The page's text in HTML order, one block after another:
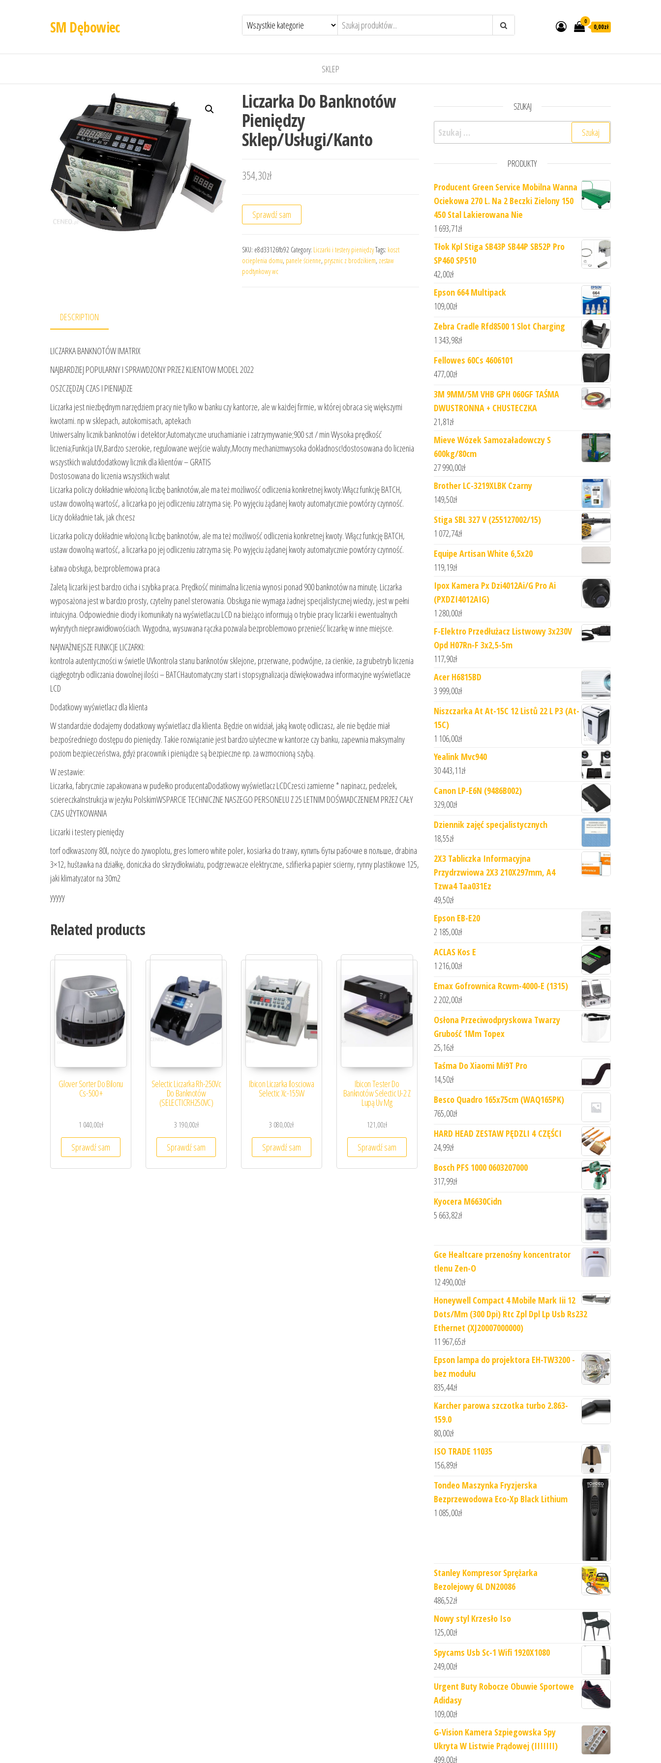
SM Dębowiec 0
0,00zł
SKLEP
Liczarka Do Banknotów
Pieniędzy
Sklep/Usługi/Kanto
354,30zł
Sprawdź sam
SKU: e8d33126fb92 Category: Liczarki i testery pieniędzyTags: koszt
ocieplenia domu, panele ścienne, prysznic z brodzikiem, zestaw
podtynkowy wc
DESCRIPTION
LICZARKA BANKNOTÓW IMATRIX
NAJBARDZIEJ POPULARNY I SPRAWDZONY PRZEZ KLIENTOW MODEL 2022
OSZCZĘDZAJ CZAS I PIENIĄDZE
Liczarka jest niezbędnym narzędziem pracy nie tylko w banku czy kantorze, ale w każdej firmie, w której obraca się większymi
kwotami. np w sklepach, autokomisach, aptekach
Uniwersalny licznik banknotów i detektor;Automatyczne uruchamianie i zatrzymywanie;900 szt / min Wysoka prędkość
liczenia;Funkcja UV,Bardzo szerokie, regulowane wejście waluty,Mocny mechanizmwysoka dokladnosc!dostosowana do liczenia
wszystkich walutdodatkowy licznik dla klientów – GRATIS
Dostosowana do liczenia wszystkich walut
Liczarka policzy dokładnie włożoną liczbę banknotów,ale ma też możliwość odliczenia konkretnej kwoty.Włącz funkcję BATCH,
ustaw dowolną wartość, a liczarka po jej odliczeniu zatrzyma się. Po wyjęciu żądanej kwoty automatycznie powtórzy czynność.
Liczy dokładnie tak, jak chcesz
Liczarka policzy dokładnie włożoną liczbę banknotów, ale ma też możliwość odliczenia konkretnej kwoty. Włącz funkcję BATCH,
ustaw dowolną wartość, a liczarka po jej odliczeniu zatrzyma się. Po wyjęciu żądanej kwoty automatycznie powtórzy czynność.
Łatwa obsługa, bezproblemowa praca
Zaletą liczarki jest bardzo cicha i szybka praca. Prędkość minimalna liczenia wynosi ponad 900 banknotów na minutę. Liczarka
wyposażona jest w bardzo prosty, czytelny panel sterowania. Obsługa nie wymaga żadnej specjalistycznej wiedzy, jest w pełni
intuicyjna. Odpowiednie diody i komunikaty na wyświetlaczu LCD na bieżąco informują o trybie pracy liczarki i ewentualnych
wykrytych nieprawidłowościach. Wygodna, wysuwana rączka pozwala bezproblemowo przenieść liczarkę w inne miejsce.
NAJWAŻNIEJSZE FUNKCJE LICZARKI:
kontrola autentyczności w świetle UVkontrola stanu banknotów sklejone, przerwane, podwójne, za cienkie, za grubetryb liczenia
ciągłegotryb odliczania dowolnej ilości – BATCHautomatyczny start i stopsygnalizacja dźwiękowadwa informacyjne wyświetlacze
LCD
Dodatkowy wyświetlacz dla klienta
W standardzie dodajemy dodatkowy wyświetlacz dla klienta. Będzie on widział, jaką kwotę odliczasz, ale nie będzie miał
bezpośredniego dostępu do pieniędzy. Takie rozwiązanie jest bardzo użyteczne w kantorze czy banku, zapewnia maksymalny
poziom bezpieczeństwa, gdyż pracownik i pieniądze są bezpieczne np. za wzmocnioną szybą.
W zestawie:
Liczarka, fabrycznie zapakowana w pudełko producentaDodatkowy wyświetlacz LCDCzesci zamienne * napinacz, pedzelek,
sciereczkaInstrukcja w jezyku PolskimWSPARCIE TECHNICZNE NASZEGO PERSONELU Z 25 LETNIM DOŚWIADCZENIEM PRZEZ CAŁY
CZAS UŻYTKOWANIA
Liczarki i testery pieniędzy
torf odkwaszony 80l, nożyce do zywoplotu, gres lomero white poler, kosiarka do trawy, купить буты рабочие в польше, drabina
3×12, huśtawka na działkę, doniczka do skrzydłokwiatu, podgrzewacze elektryczne, szlifierka papier scierny, rynny plastikowe 125,
jaki klimatyzator na 30m2
yyyyy
Related products
Glover Sorter Do Bilonu
Cs-500 +
1 040,00zł
Sprawdź sam
Selectic Liczarka Rh-250Vc
Do Banknotów
(SELECTICRH250VC)
3 190,00zł
Sprawdź sam
Ibicon Liczarka Ilosciowa
Selectic Xc-155W
3 080,00zł
Sprawdź sam
Ibicon Tester Do
Banknotów Selectic U-2 Z
Lupą Uv Mg
121,00zł
Sprawdź sam
SZUKAJ
Szukaj:
PRODUKTY
Producent Green Service Mobilna Wanna
Ociekowa 270 L. Na 2 Beczki Zielony 150
450 Stal Lakierowana Nie
1 693,71zł
Tłok Kpl Stiga SB43P SB44P SB52P Pro
SP460 SP510
42,00zł
Epson 664 Multipack
109,00zł
Zebra Cradle Rfd8500 1 Slot Charging
1 343,98zł
Fellowes 60Cs 4606101
477,00zł
3M 9MM/5M VHB GPH 060GF TAŚMA
DWUSTRONNA + CHUSTECZKA
21,81zł
Mieve Wózek Samozaładowczy S
600kg/80cm
27 990,00zł
Brother LC-3219XLBK Czarny
149,50zł
Stiga SBL 327 V (255127002/15)
1 072,74zł
Equipe Artisan White 6,5x20
119,19zł
Ipox Kamera Px Dzi4012Ai/G Pro Ai
(PXDZI4012AIG)
1 280,00zł
F-Elektro Przedłużacz Listwowy 3x230V
Opd H07Rn-F 3x2,5-5m
117,90zł
Acer H6815BD
3 999,00zł
Niszczarka At At-15C 12 Listů 22 L P3 (At-
15C)
1 106,00zł
Yealink Mvc940
30 443,11zł
Canon LP-E6N (9486B002)
329,00zł
Dziennik zajęć specjalistycznych
18,55zł
2X3 Tabliczka Informacyjna
Przydrzwiowa 2X3 210X297mm, A4
Tzwa4 Taa031Ez
49,50zł
Epson EB-E20
2 185,00zł
ACLAS Kos E
1 216,00zł
Emax Gofrownica Rcwm-4000-E (1315)
2 202,00zł
Osłona Przeciwodpryskowa Twarzy
Grubość 1Mm Topex
25,16zł
Taśma Do Xiaomi Mi9T Pro
14,50zł
Besco Quadro 165x75cm (WAQ165PK)
765,00zł
HARD HEAD ZESTAW PĘDZLI 4 CZĘŚCI
24,99zł
Bosch PFS 1000 0603207000
317,99zł
Kyocera M6630Cidn
5 663,82zł
Gce Healtcare przenośny koncentrator
tlenu Zen-O
12 490,00zł
Honeywell Compact 4 Mobile Mark Iii 12
Dots/Mm (300 Dpi) Rtc Zpl Dpl Lp Usb Rs232
Ethernet (XJ20007000000)
11 967,65zł
Epson lampa do projektora EH-TW3200 -
bez modułu
835,44zł
Karcher parowa szczotka turbo 2.863-
159.0
80,00zł
ISO TRADE 11035
156,89zł
Tondeo Maszynka Fryzjerska
Bezprzewodowa Eco-Xp Black Lithium
1 085,00zł
Stanley Kompresor Sprężarka
Bezolejowy 6L DN20086
486,52zł
Nowy styl Krzesło Iso
125,00zł
Spycams Usb Sc-1 Wifi 1920X1080
249,00zł
Urgent Buty Robocze Obuwie Sportowe
Adidasy
109,00zł
G-Vision Kamera Szpiegowska Spy
Ukryta W Listwie Prądowej (IIIIIII)
499,00zł